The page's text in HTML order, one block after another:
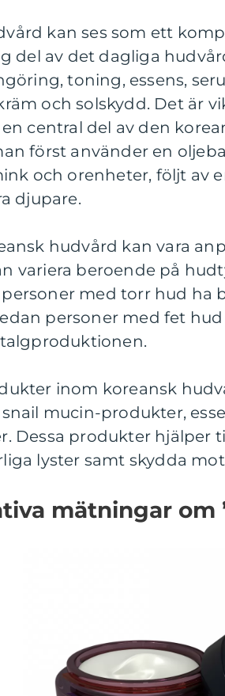
kan ses som ett
del av det dagliga
toning, essens,
och solskydd. Det är
en central del av den
först använder en
och orenheter, följt av
djupare.
hudvård kan vara
variera beroende på
med torr hud ha
personer med fet
inom koreansk
mucin-produkter,
Dessa produkter hjälper
lyster samt skydda
mätningar om